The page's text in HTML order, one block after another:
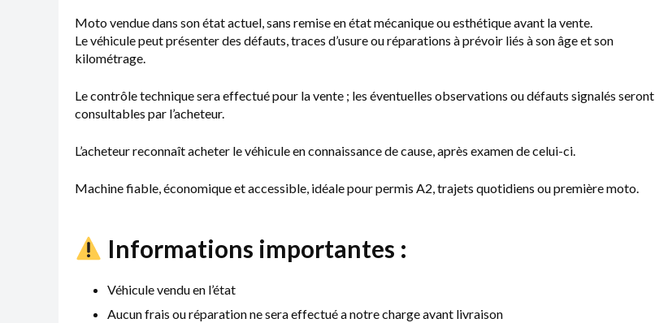
Moto vendue dans son état actuel, sans remise en état mécanique ou esthétique avant la vente.
Le véhicule peut présenter des défauts, traces d’usure ou réparations à prévoir liés à son âge et son
kilométrage.
Le contrôle technique sera effectué pour la vente ; les éventuelles observations ou défauts signalés seront
consultables par l’acheteur.
L’acheteur reconnaît acheter le véhicule en connaissance de cause, après examen de celui-ci.
Machine fiable, économique et accessible, idéale pour permis A2, trajets quotidiens ou première moto.
Informations importantes :
Véhicule vendu en l’état
Aucun frais ou réparation ne sera effectué a notre charge avant livraison